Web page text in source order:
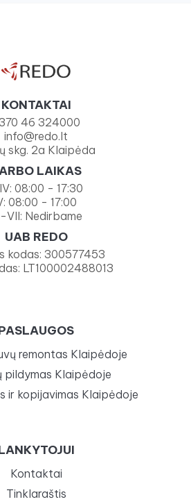
KONTAKTAI
46 324000
info@redo.lt
skg. 2a Klaipėda
LAIKAS
08:00 - 17:30
08:00 - 17:00
VII: Nedirbame
UAB REDO
kodas: 300577453
LT100002488013
remontas Klaipėdoje
pildymas Klaipėdoje
ir kopijavimas Klaipėdoje
Kontaktai
Tinklaraštis